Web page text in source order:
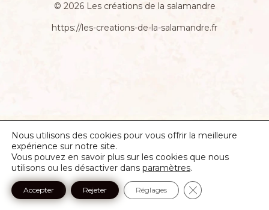
© 2026 Les créations de la salamandre
https://les-creations-de-la-salamandre.fr
Nous utilisons des cookies pour vous offrir la meilleure
expérience sur notre site.
Vous pouvez en savoir plus sur les cookies que nous
utilisons ou les désactiver dans paramètres.
Accepter Rejeter Réglages Fermer la